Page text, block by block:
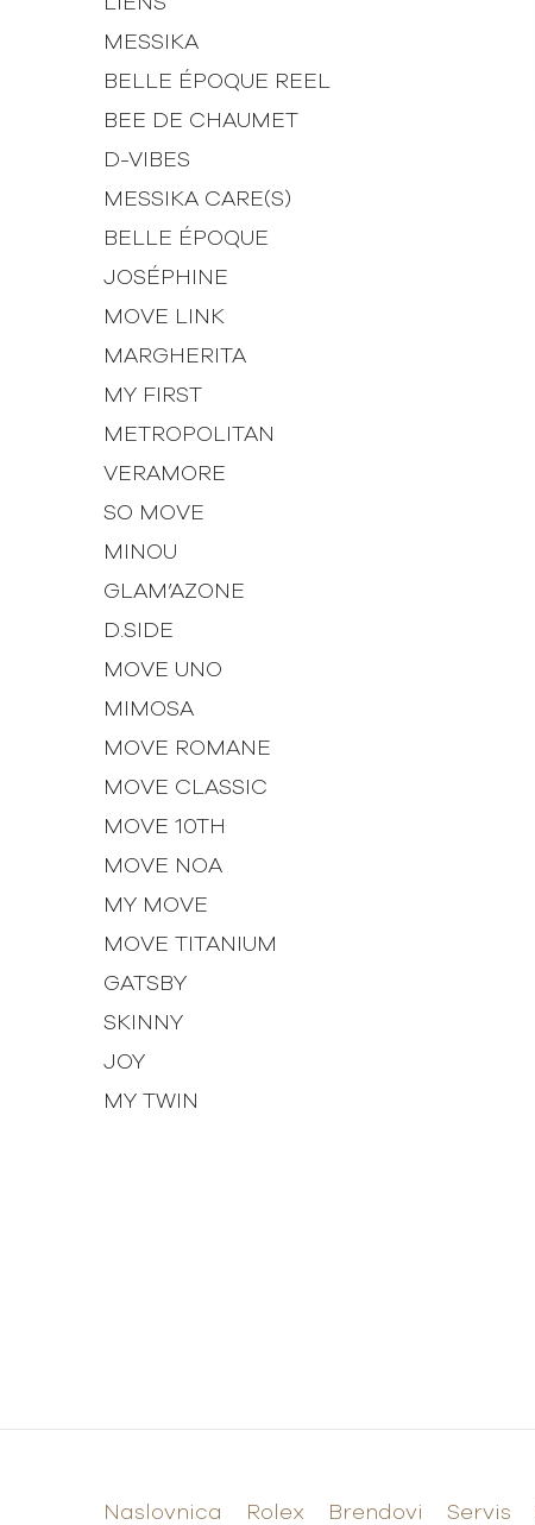
MESSIKA
BELLE ÉPOQUE REEL
BEE DE CHAUMET
D-VIBES
MESSIKA CARE(S)
BELLE ÉPOQUE
JOSÉPHINE
MOVE LINK
MARGHERITA
MY FIRST
METROPOLITAN
VERAMORE
SO MOVE
MINOU
GLAM’AZONE
D.SIDE
MOVE UNO
MIMOSA
MOVE ROMANE
MOVE CLASSIC
MOVE 10TH
MOVE NOA
MY MOVE
MOVE TITANIUM
GATSBY
SKINNY
JOY
MY TWIN
Naslovnica Rolex Brendovi Servis